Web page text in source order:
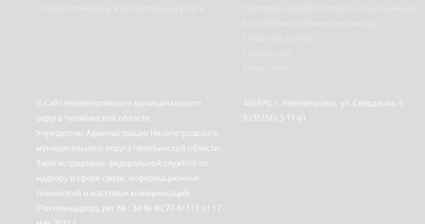
© Сайт Нязепетровского муниципального
округа Челябинской области
Учредитель: Администрация Нязепетровского
муниципального округа Челябинской области.
Зарегистрирован федеральной службой по
надзору в сфере связи, информационных
технологий и массовых коммуникаций
(Роскомнадзор), рег № : Эл № ФС77-81111 от 17
456970, г. Нязепетровск, ул. Свердлова, 6
8 (35156) 3-11-61